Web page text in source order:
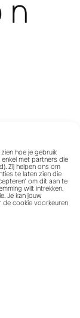
hoe je gebruik
met partners die
). Zij helpen ons om
te laten zien die
om dit aan te
wilt intrekken,
Je kan jouw
de cookie voorkeuren